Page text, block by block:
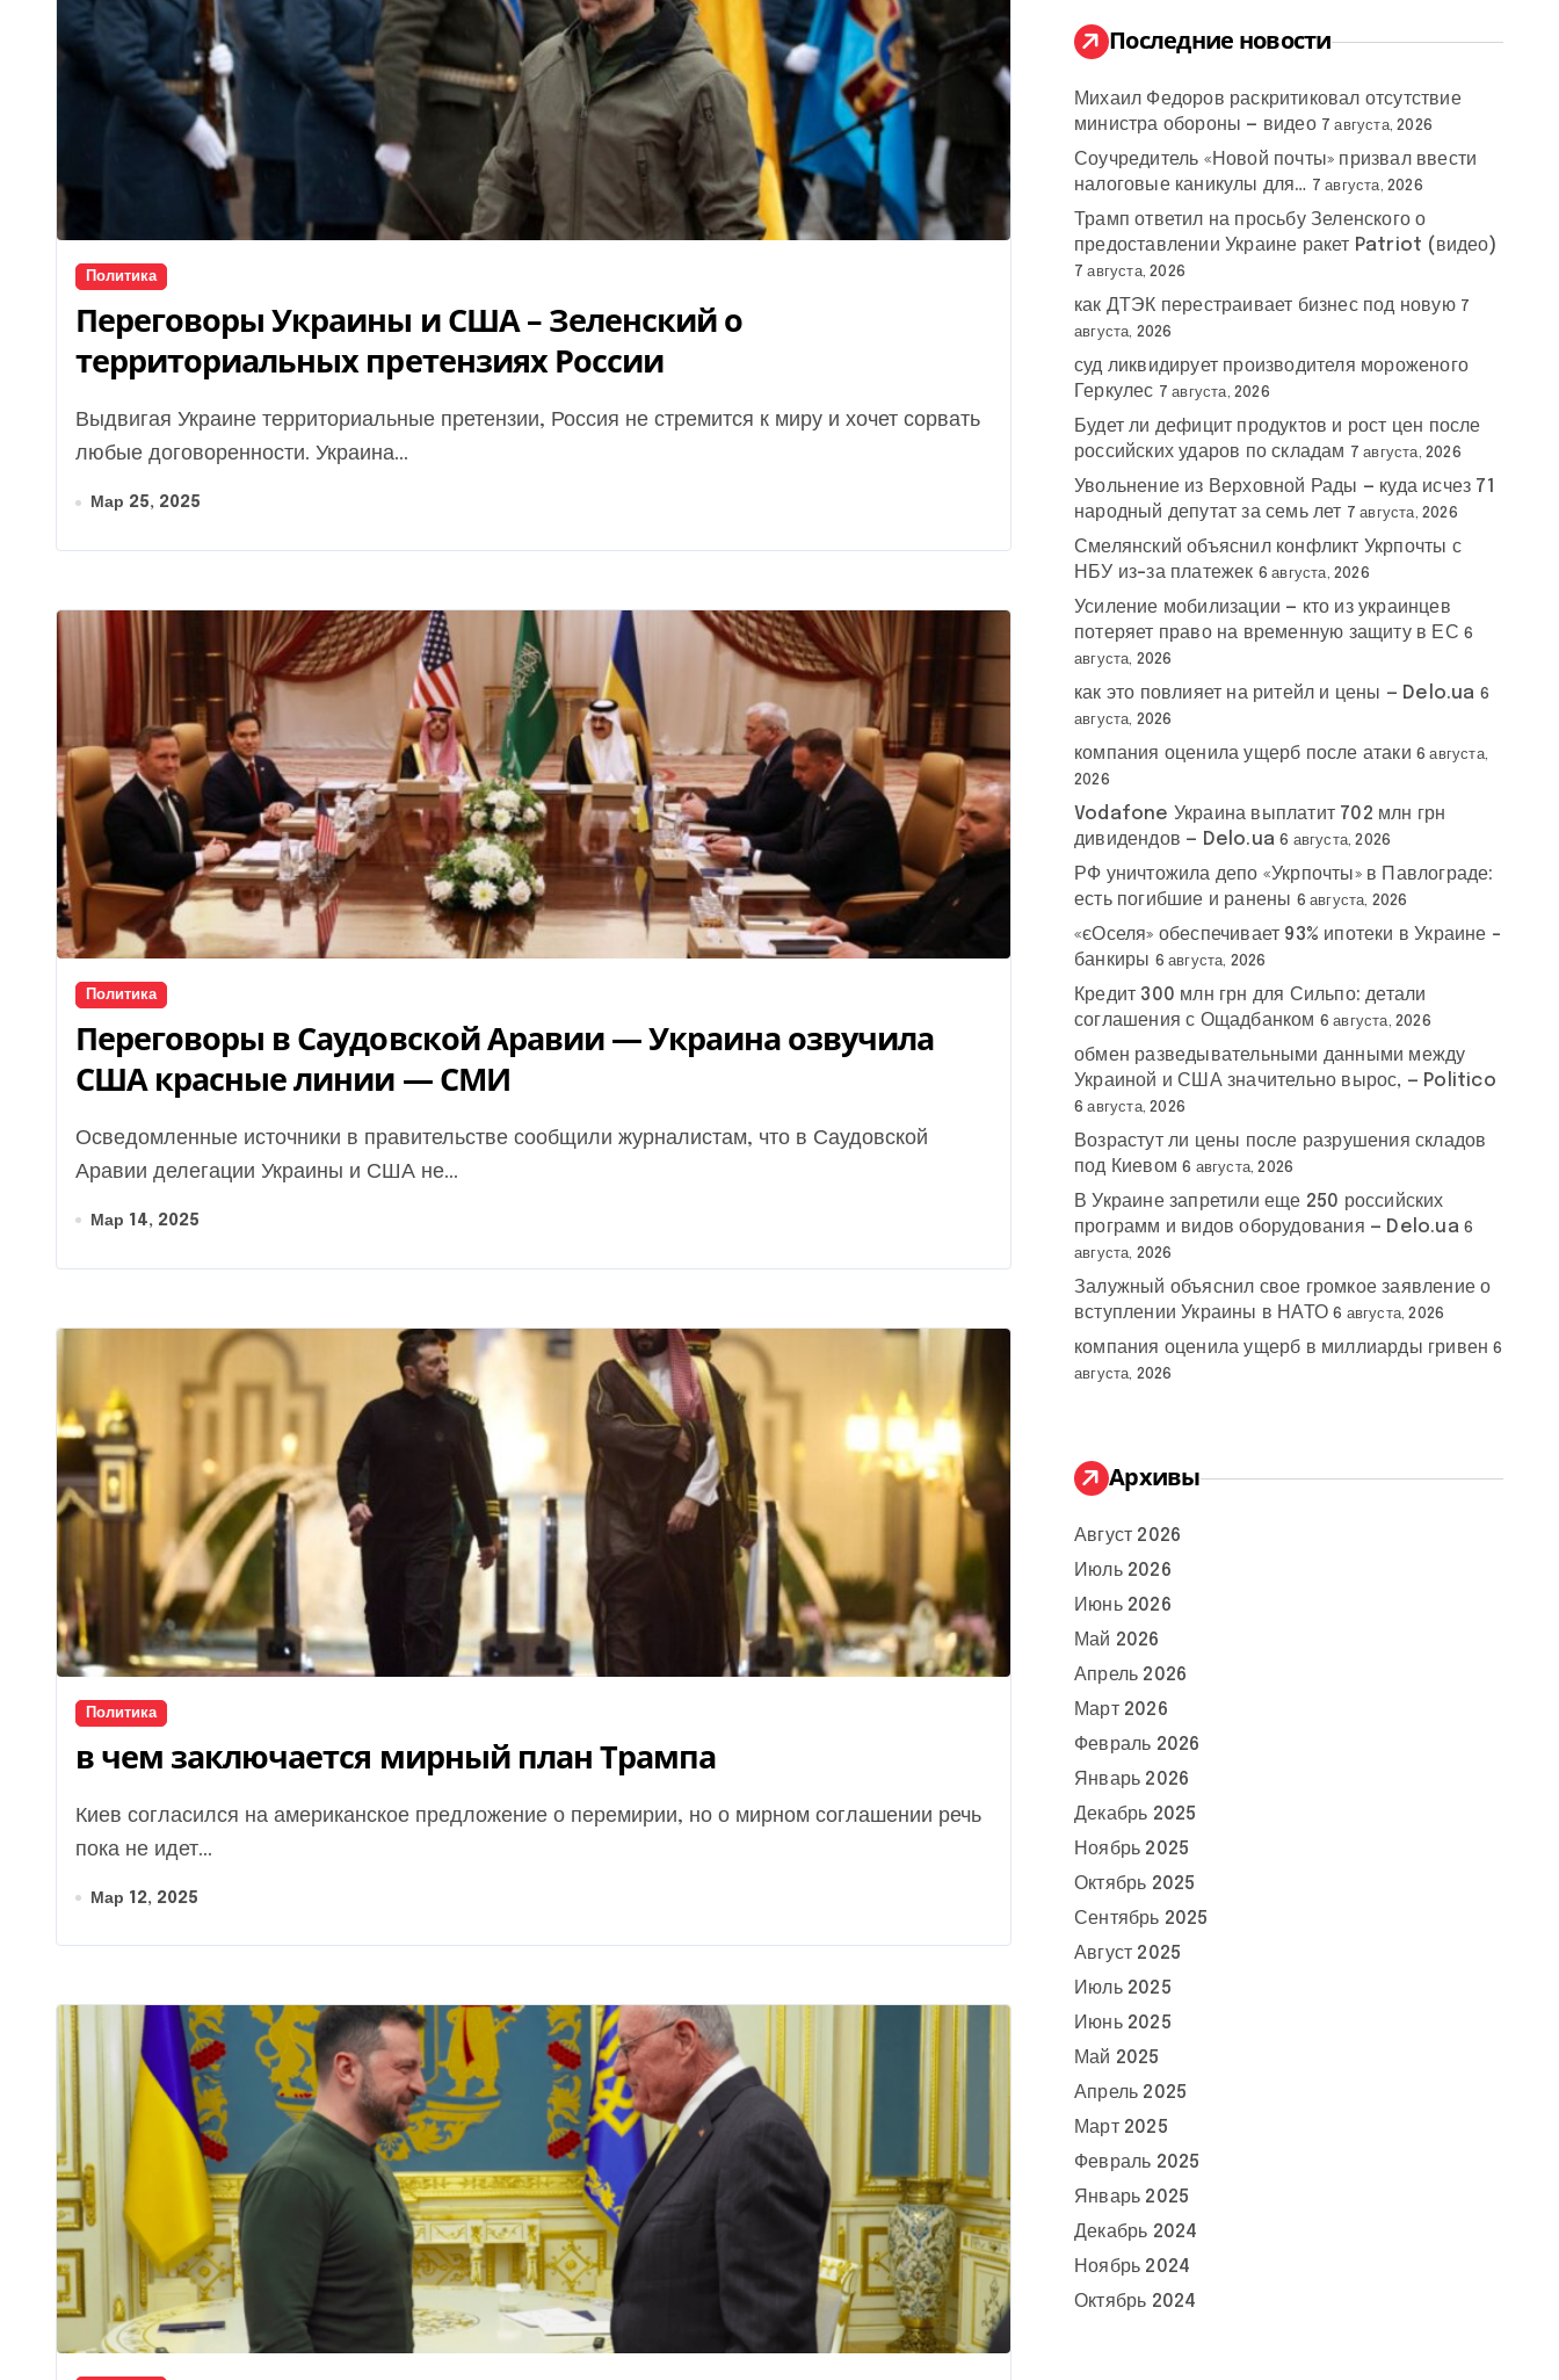
Политика
Переговоры Украины и США – Зеленский о
территориальных претензиях России
Выдвигая Украине территориальные претензии, Россия не стремится к миру и хочет сорвать
любые договоренности. Украина...
Мар 25, 2025
Политика
Переговоры в Саудовской Аравии — Украина озвучила
США красные линии — СМИ
Осведомленные источники в правительстве сообщили журналистам, что в Саудовской
Аравии делегации Украины и США не...
Мар 14, 2025
Политика
в чем заключается мирный план Трампа
Киев согласился на американское предложение о перемирии, но о мирном соглашении речь
пока не идет...
Мар 12, 2025
:
Последние новости
Михаил Федоров раскритиковал отсутствие
министра обороны — видео 7 августа, 2026
Соучредитель «Новой почты» призвал ввести
налоговые каникулы для… 7 августа, 2026
Трамп ответил на просьбу Зеленского о
предоставлении Украине ракет Patriot (видео)
7 августа, 2026
как ДТЭК перестраивает бизнес под новую 7
августа, 2026
суд ликвидирует производителя мороженого
Геркулес 7 августа, 2026
Будет ли дефицит продуктов и рост цен после
российских ударов по складам 7 августа, 2026
Увольнение из Верховной Рады — куда исчез 71
народный депутат за семь лет 7 августа, 2026
Смелянский объяснил конфликт Укрпочты с
НБУ из-за платежек 6 августа, 2026
Усиление мобилизации — кто из украинцев
потеряет право на временную защиту в ЕС 6
августа, 2026
как это повлияет на ритейл и цены — Delo.ua 6
августа, 2026
компания оценила ущерб после атаки 6 августа,
2026
Vodafone Украина выплатит 702 млн грн
дивидендов — Delo.ua 6 августа, 2026
РФ уничтожила депо «Укрпочты» в Павлограде:
есть погибшие и ранены 6 августа, 2026
«єОселя» обеспечивает 93% ипотеки в Украине –
банкиры 6 августа, 2026
Кредит 300 млн грн для Сильпо: детали
соглашения с Ощадбанком 6 августа, 2026
обмен разведывательными данными между
Украиной и США значительно вырос, — Politico
6 августа, 2026
Возрастут ли цены после разрушения складов
под Киевом 6 августа, 2026
В Украине запретили еще 250 российских
программ и видов оборудования — Delo.ua 6
августа, 2026
Залужный объяснил свое громкое заявление о
вступлении Украины в НАТО 6 августа, 2026
компания оценила ущерб в миллиарды гривен 6
августа, 2026
Архивы
Август 2026
Июль 2026
Июнь 2026
Май 2026
Апрель 2026
Март 2026
Февраль 2026
Январь 2026
Декабрь 2025
Ноябрь 2025
Октябрь 2025
Сентябрь 2025
Август 2025
Июль 2025
Июнь 2025
Май 2025
Апрель 2025
Март 2025
Февраль 2025
Январь 2025
Декабрь 2024
Ноябрь 2024
Октябрь 2024